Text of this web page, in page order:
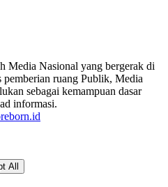
Media Nasional yang bergerak di
pemberian ruang Publik, Media
sebagai kemampuan dasar
informasi.
All